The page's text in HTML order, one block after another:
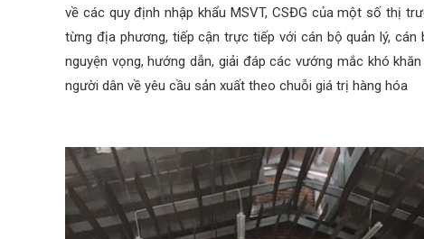
về các quy định nhập khẩu MSVT, CSĐG của một số thị
từng địa phương, tiếp cận trực tiếp với cán bộ quản lý,
nguyện vọng, hướng dẫn, giải đáp các vướng mắc khó
người dân về yêu cầu sản xuất theo chuỗi giá trị hàng hóa